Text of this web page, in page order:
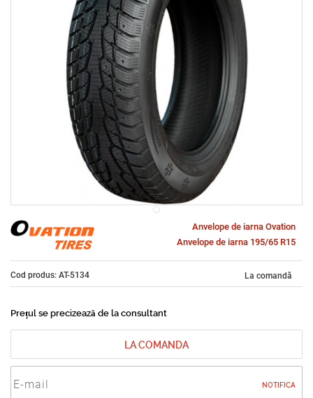
Anvelope de iarna Ovation
Anvelope de iarna 195/65 R15
Cod produs: AT-5134 La comandă
Prețul se precizează de la consultant
LA COMANDA
NOTIFICA